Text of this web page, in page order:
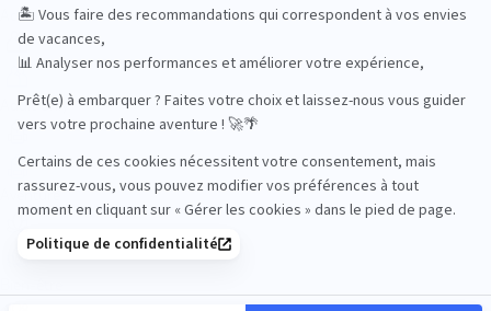
Actif
Adult only
Aventure